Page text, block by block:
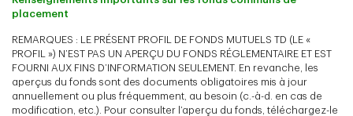
placement
REMARQUES : LE PRÉSENT PROFIL DE FONDS MUTUELS TD (LE «
PROFIL ») N’EST PAS UN APERÇU DU FONDS RÉGLEMENTAIRE ET EST
FOURNI AUX FINS D’INFORMATION SEULEMENT. En revanche, les
aperçus du fonds sont des documents obligatoires mis à jour
annuellement ou plus fréquemment, au besoin (c.-à-d. en cas de
modification, etc.). Pour consulter l’aperçu du fonds, téléchargez-le